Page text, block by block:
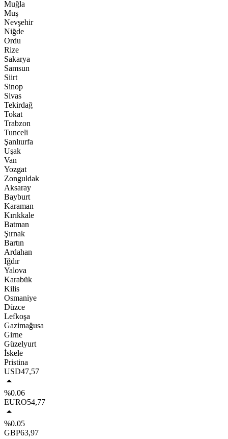
Muğla
Muş
Nevşehir
Niğde
Ordu
Rize
Sakarya
Samsun
Siirt
Sinop
Sivas
Tekirdağ
Tokat
Trabzon
Tunceli
Şanlıurfa
Uşak
Van
Yozgat
Zonguldak
Aksaray
Bayburt
Karaman
Kırıkkale
Batman
Şırnak
Bartın
Ardahan
Iğdır
Yalova
Karabük
Kilis
Osmaniye
Düzce
Lefkoşa
Gazimağusa
Girne
Güzelyurt
İskele
Pristina
USD47,57
%0.06
EURO54,77
%0.05
GBP63,97